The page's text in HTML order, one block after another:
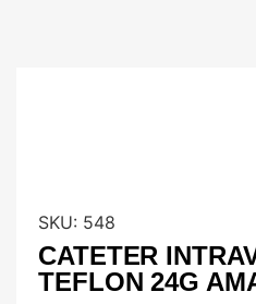
SKU: 548
CATETER
TEFLON 24G